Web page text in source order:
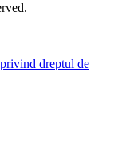
dreptul de